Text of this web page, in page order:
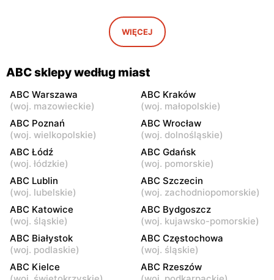
ABC
Warszawa, ul. Białostocka
9
ABC
Warszawa, ul. Grochowska
321
ABC
ABC
Warszawa, ul. Kowieńska
20
ABC
Warszawa, ul. Chełmska 9
ABC
Warszawa, ul. Łochowska
39
ABC
Warszawa, ul. Pustola 23
ABC
Warszawa, ul. Staniewicka
24
ABC
Warszawa, ul. Ludwika
Kickiego 12
ABC ABC
WIĘCEJ
ABC sklepy według miast
ABC Warszawa
(woj. mazowieckie)
ABC Kraków
(woj. małopolskie)
ABC Poznań
(woj. wielkopolskie)
ABC Wrocław
(woj. dolnośląskie)
ABC Łódź
(woj. łódzkie)
ABC Gdańsk
(woj. pomorskie)
ABC Lublin
(woj. lubelskie)
ABC Szczecin
(woj. zachodniopomorskie)
ABC Katowice
(woj. śląskie)
ABC Bydgoszcz
(woj. kujawsko-pomorskie)
ABC Białystok
(woj. podlaskie)
ABC Częstochowa
(woj. śląskie)
ABC Kielce
ABC Rzeszów